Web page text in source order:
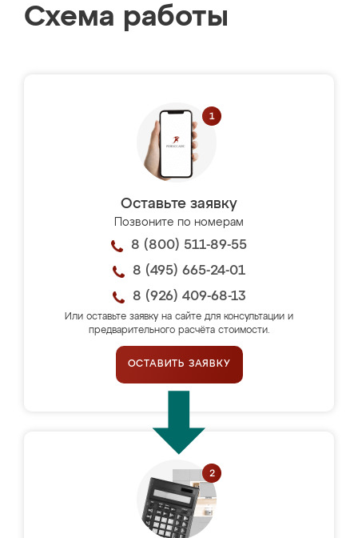
Схема работы
Оставьте заявку
Позвоните по номерам
8 (800) 511-89-55
8 (495) 665-24-01
8 (926) 409-68-13
Или оставьте заявку на сайте для консультации и
предварительного расчёта стоимости.
ОСТАВИТЬ ЗАЯВКУ